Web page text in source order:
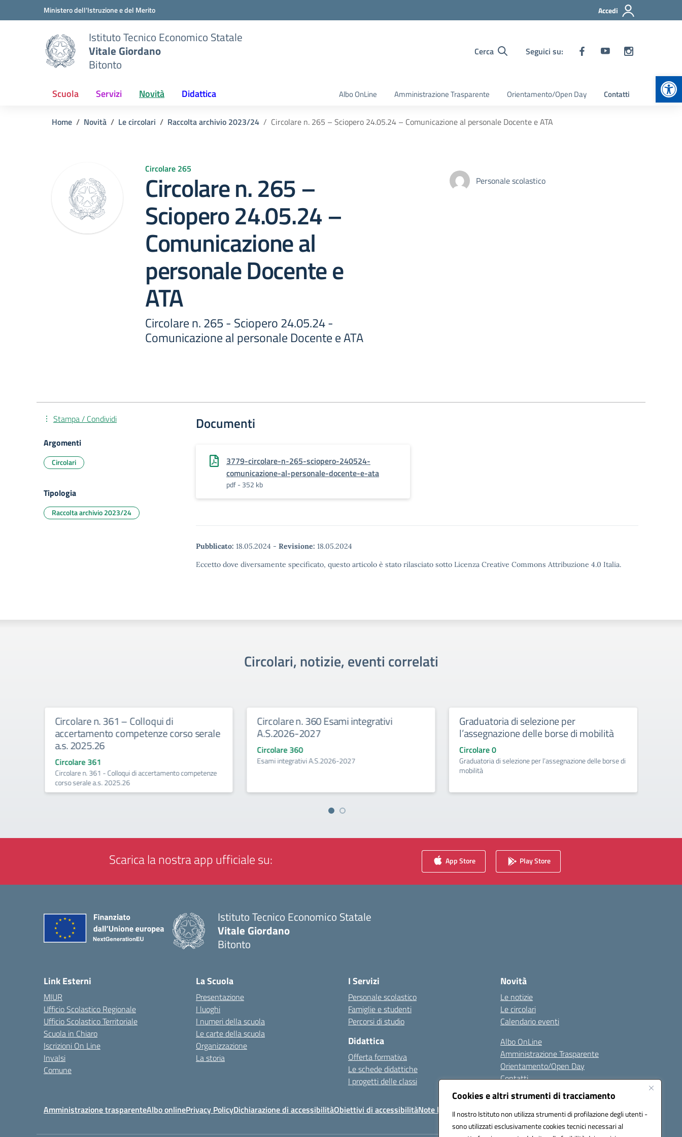
Cookies e altri strumenti di tracciamento
Il nostro Istituto non utilizza strumenti di profilazione degli utenti -
sono utilizzati esclusivamente cookies tecnici necessari al
Vai ai contenuti
Vai al menu di navigazioneMinistero dell'Istruzione e del Merito Accedi
Istituto Tecnico Economico Statale
Vitale Giordano
Bitonto
Cerca Seguici su:
Scuola Servizi Novità Didattica Albo OnLine Amministrazione Trasparente Orientamento/Open Day Contatti
Home Novità Le circolari Raccolta archivio 2023/24 Circolare n. 265 – Sciopero 24.05.24 – Comunicazione al personale Docente e ATA
Circolare 265
Circolare n. 265 –
Sciopero 24.05.24 –
Comunicazione al
personale Docente e
ATA
Circolare n. 265 - Sciopero 24.05.24 -
Comunicazione al personale Docente e ATA
Personale scolastico
Documenti
3779-circolare-n-265-sciopero-240524-
comunicazione-al-personale-docente-e-ata
pdf - 352 kb
Pubblicato: 18.05.2024 - Revisione: 18.05.2024
Eccetto dove diversamente specificato, questo articolo è stato rilasciato sotto Licenza Creative Commons Attribuzione 4.0 Italia.
Stampa / Condividi
Argomenti
Circolari
Tipologia
Raccolta archivio 2023/24
Circolari, notizie, eventi correlati
Circolare n. 361 – Colloqui di
accertamento competenze corso serale
a.s. 2025.26
Circolare 361
Circolare n. 361 - Colloqui di accertamento competenze
corso serale a.s. 2025.26
Circolare n. 360 Esami integrativi
A.S.2026-2027
Circolare 360
Esami integrativi A.S.2026-2027
Graduatoria di selezione per
l’assegnazione delle borse di mobilità
Circolare 0
Graduatoria di selezione per l’assegnazione delle borse di
mobilità
Scarica la nostra app ufficiale su: App Store Play Store
Istituto Tecnico Economico Statale
Vitale Giordano
Bitonto
Link Esterni
MIUR
Ufficio Scolastico Regionale
Ufficio Scolastico Territoriale
Scuola in Chiaro
Iscrizioni On Line
Invalsi
Comune
La Scuola
Presentazione
I luoghi
I numeri della scuola
Le carte della scuola
Organizzazione
La storia
I Servizi
Personale scolastico
Famiglie e studenti
Percorsi di studio
Didattica
Offerta formativa
Le schede didattiche
I progetti delle classi
Novità
Le notizie
Le circolari
Calendario eventi
Albo OnLine
Amministrazione Trasparente
Orientamento/Open Day
Contatti
Amministrazione trasparenteAlbo onlinePrivacy PolicyDichiarazione di accessibilitàObiettivi di accessibilitàNote legali Seguici su: